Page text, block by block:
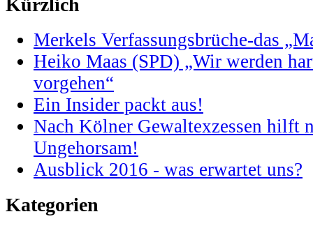
Kürzlich
Merkels Verfassungsbrüche-das
Heiko Maas (SPD) „Wir werden
vorgehen“
Ein Insider packt aus!
Nach Kölner Gewaltexzessen hilft
Ungehorsam!
Ausblick 2016 - was erwartet uns?
Kategorien